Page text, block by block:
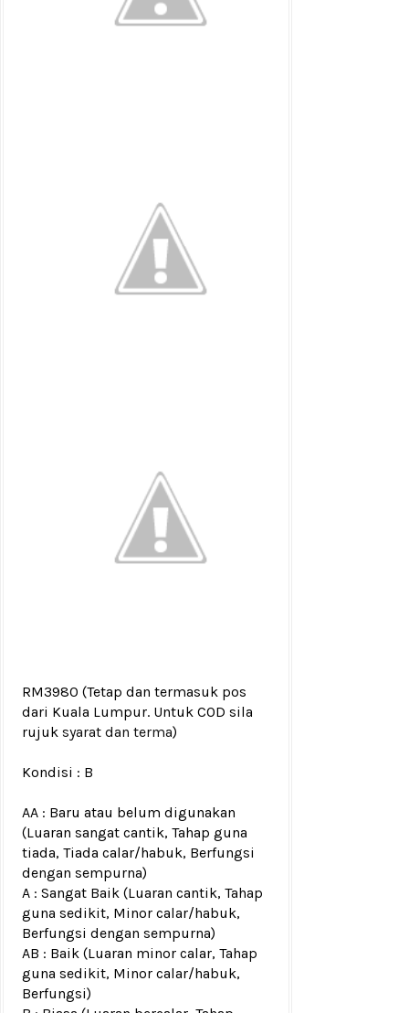
RM3980 (Tetap dan termasuk pos
dari Kuala Lumpur. Untuk COD sila
rujuk syarat dan terma)
Kondisi : B
AA : Baru atau belum digunakan
(Luaran sangat cantik, Tahap guna
tiada, Tiada calar/habuk, Berfungsi
dengan sempurna)
A : Sangat Baik (Luaran cantik, Tahap
guna sedikit, Minor calar/habuk,
Berfungsi dengan sempurna)
AB : Baik (Luaran minor calar, Tahap
guna sedikit, Minor calar/habuk,
Berfungsi)